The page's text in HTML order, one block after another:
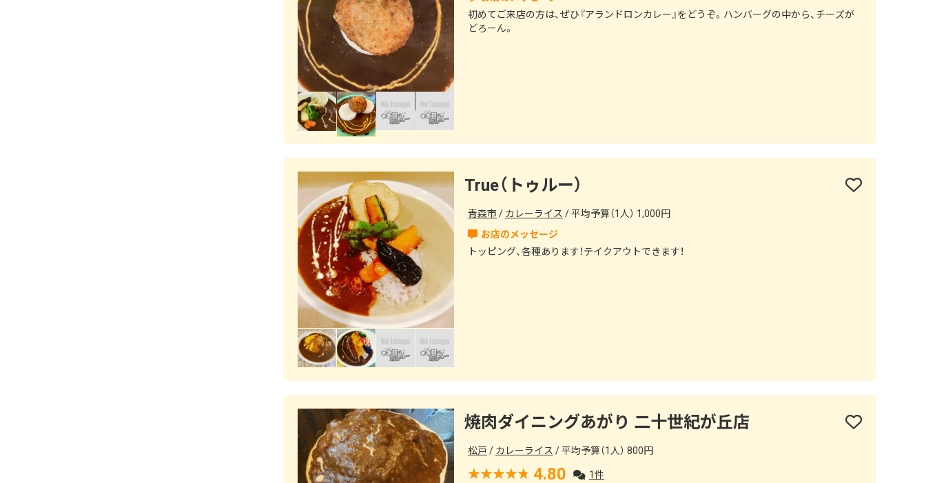
初めてご来店の方は、ぜひ『アランドロンカレー』をどうぞ。ハンバーグの中から、チーズが
どろーん。
True（トゥルー）
青森市 カレーライス 平均予算（1人） 1,000円
トッピング、各種あります！テイクアウトできます！
焼肉ダイニングあがり 二十世紀が丘店
松戸 カレーライス 平均予算（1人） 800円
4.80 1件